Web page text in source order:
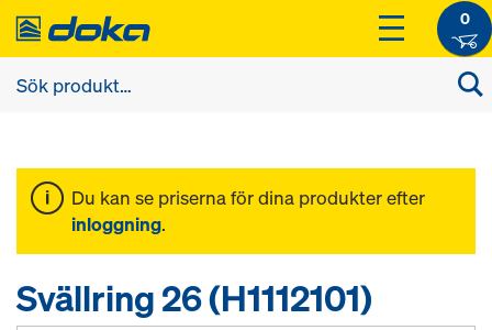
0
Du kan se priserna för dina produkter efter
inloggning.
Svällring 26 (H1112101)